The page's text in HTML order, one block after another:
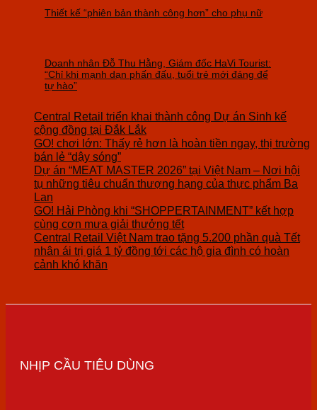
Thiết kế “phiên bản thành công hơn” cho phụ nữ
Doanh nhân Đỗ Thu Hằng, Giám đốc HaVi Tourist:
“Chỉ khi mạnh dạn phấn đấu, tuổi trẻ mới đáng để
tự hào”
Central Retail triển khai thành công Dự án Sinh kế
cộng đồng tại Đắk Lắk
GO! chơi lớn: Thấy rẻ hơn là hoàn tiền ngay, thị trường
bán lẻ “dậy sóng”
Dự án “MEAT MASTER 2026” tại Việt Nam – Nơi hội
tụ những tiêu chuẩn thượng hạng của thực phẩm Ba
Lan
GO! Hải Phòng khi “SHOPPERTAINMENT” kết hợp
cùng cơn mưa giải thưởng tết
Central Retail Việt Nam trao tặng 5.200 phần quà Tết
nhân ái trị giá 1 tỷ đồng tới các hộ gia đình có hoàn
cảnh khó khăn
NHỊP CẦU TIÊU DÙNG